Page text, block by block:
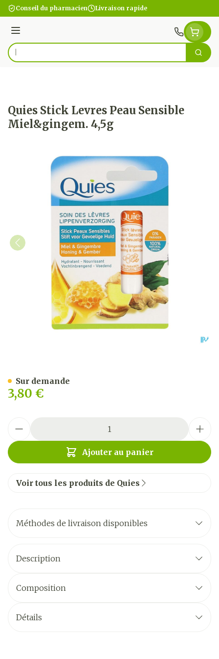
Aller au contenu
Conseil du pharmacien Livraison rapide
Menu
Rechercher
Quies Stick Levres Peau Sensible
Miel&gingem. 4,5g
3,80 €
Ajouter au panier
Sur demande
Voir tous les produits de Quies
Méthodes de livraison disponibles
Description
Composition
Détails